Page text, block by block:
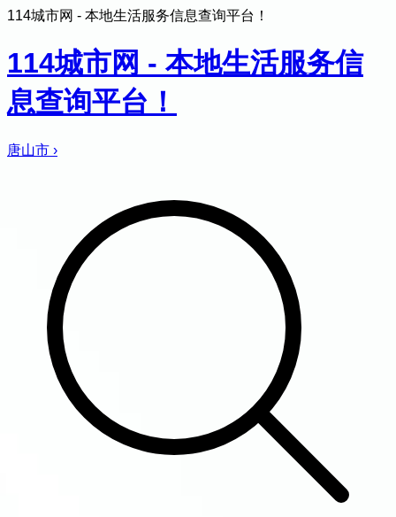
114城市网 - 本地生活服务信息查询平台！
114城市网 - 本地生活服务信
息查询平台！
唐山市 ›